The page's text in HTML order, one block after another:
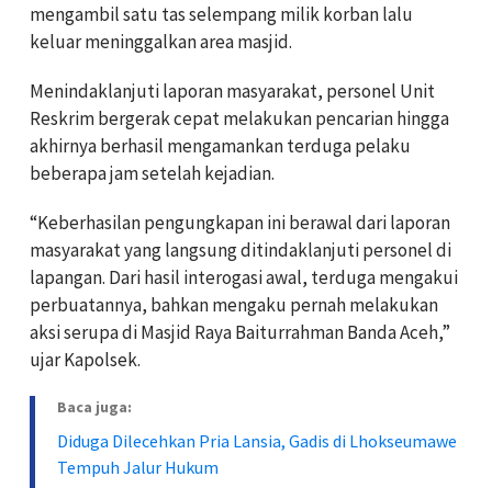
mengambil satu tas selempang milik korban lalu
keluar meninggalkan area masjid.
Menindaklanjuti laporan masyarakat, personel Unit
Reskrim bergerak cepat melakukan pencarian hingga
akhirnya berhasil mengamankan terduga pelaku
beberapa jam setelah kejadian.
“Keberhasilan pengungkapan ini berawal dari laporan
masyarakat yang langsung ditindaklanjuti personel di
lapangan. Dari hasil interogasi awal, terduga mengakui
perbuatannya, bahkan mengaku pernah melakukan
aksi serupa di Masjid Raya Baiturrahman Banda Aceh,”
ujar Kapolsek.
Baca juga:
Diduga Dilecehkan Pria Lansia, Gadis di Lhokseumawe
Tempuh Jalur Hukum